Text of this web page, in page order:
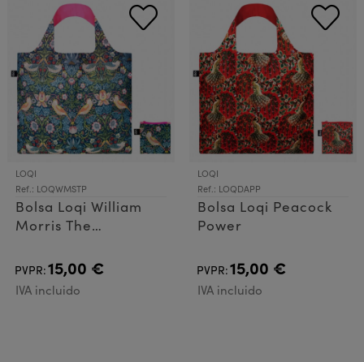
LOQI
Ref.: LOQWMSTP
Bolsa Loqi William
Morris The
Neo
PVPR:15,00 €
IVA incluido
LOQI
Ref.: LOQDAPP
Bolsa Loqi Peacock
Power
PVPR:15,00 €
IVA incluido